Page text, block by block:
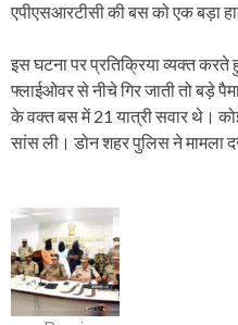
एपीएसआरटीसी की बस को एक बड़ा
इस घटना पर प्रतिक्रिया व्यक्त करते
फ्लाईओवर से नीचे गिर जाती तो बड़े
के वक्त बस में 21 यात्री सवार थे।
सांस ली। डोन शहर पुलिस ने मामला
P
o
s